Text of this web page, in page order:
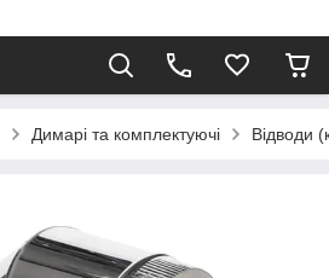
Димарі та комплектуючі Відводи